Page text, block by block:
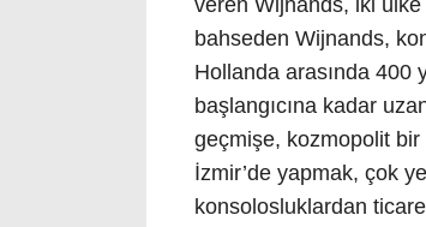
veren Wijnands, iki ülke
bahseden Wijnands,
Hollanda arasında 400
başlangıcına kadar
geçmişe, kozmopolit bir
İzmir’de yapmak, çok
konsolosluklardan